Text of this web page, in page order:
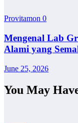
Provitamon 0
Mengenal Lab
Alami yang
June 25, 2026
You May